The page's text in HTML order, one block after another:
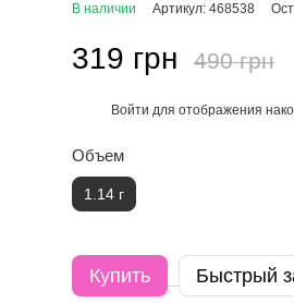
В наличии Артикул: 468538
319 грн 490 грн
Войти для отображения
Объем
1.14 г
Купить Быстрый